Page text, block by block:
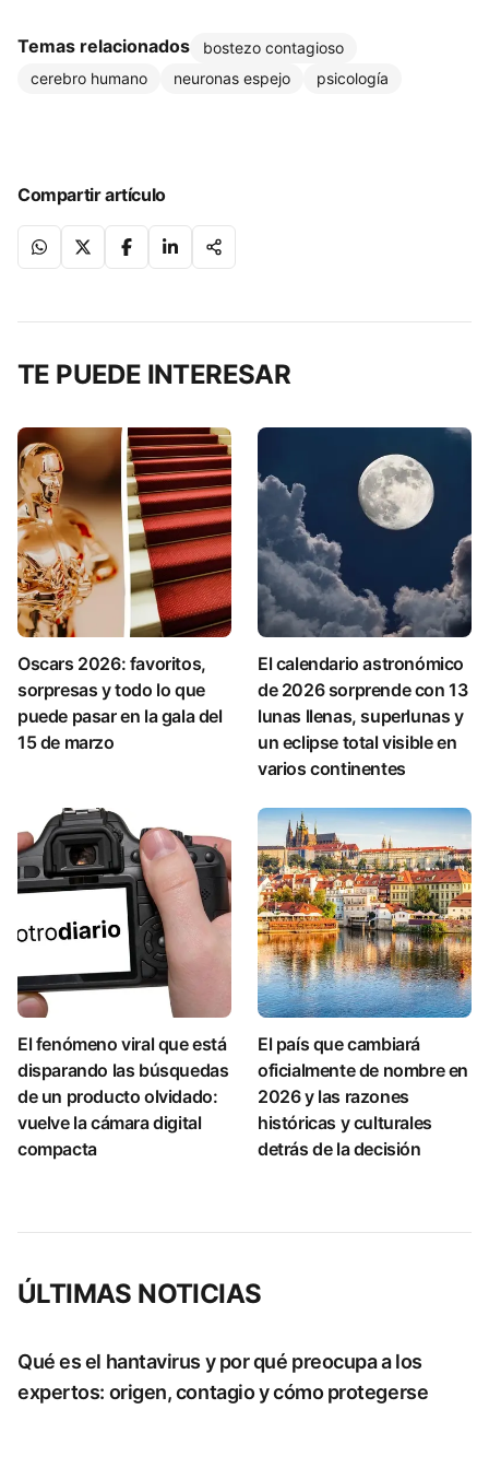
Temas relacionados
bostezo contagioso
cerebro humano
neuronas espejo psicología
Compartir artículo
TE PUEDE INTERESAR
Oscars 2026: favoritos,
sorpresas y todo lo que
puede pasar en la gala del
15 de marzo
El calendario astronómico
de 2026 sorprende con 13
lunas llenas, superlunas y
un eclipse total visible en
varios continentes
El fenómeno viral que está
disparando las búsquedas
de un producto olvidado:
vuelve la cámara digital
compacta
El país que cambiará
oficialmente de nombre en
2026 y las razones
históricas y culturales
detrás de la decisión
ÚLTIMAS NOTICIAS
Qué es el hantavirus y por qué preocupa a los
expertos: origen, contagio y cómo protegerse